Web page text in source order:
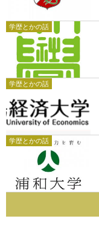
学歴とかの話
学歴とかの話
学歴とかの話